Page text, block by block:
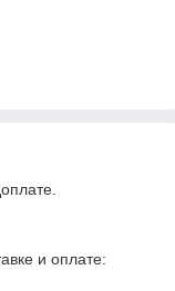
и оплате: